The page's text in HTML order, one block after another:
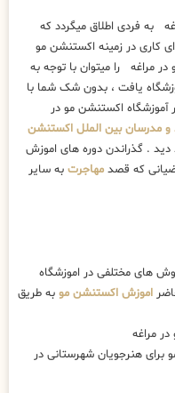
به فردی اطلاق میگردد که
حرفه ای کاری در زمینه اکستنشن مو
مراغه را میتوان با توجه به
یافت ، بدون شک شما با
اکستنشن مو در
و مدرسان بین الملل اکستنشن
. گذراندن دوره های اموزش
که قصد مهاجرت به سایر
های مختلفی در اموزشگاه
اموزش اکستنشن مو به طریق
هنرجویان شهرستانی در